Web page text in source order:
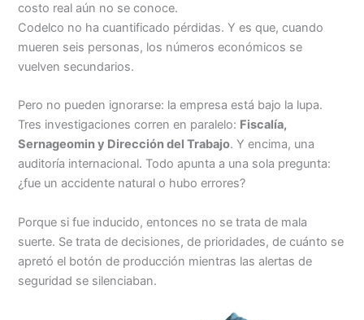
costo real aún no se conoce.
Codelco no ha cuantificado pérdidas. Y es que, cuando
mueren seis personas, los números económicos se
vuelven secundarios.
Pero no pueden ignorarse: la empresa está bajo la lupa.
Tres investigaciones corren en paralelo: Fiscalía,
Sernageomin y Dirección del Trabajo. Y encima, una
auditoría internacional. Todo apunta a una sola pregunta:
¿fue un accidente natural o hubo errores?
Porque si fue inducido, entonces no se trata de mala
suerte. Se trata de decisiones, de prioridades, de cuánto se
apretó el botón de producción mientras las alertas de
seguridad se silenciaban.